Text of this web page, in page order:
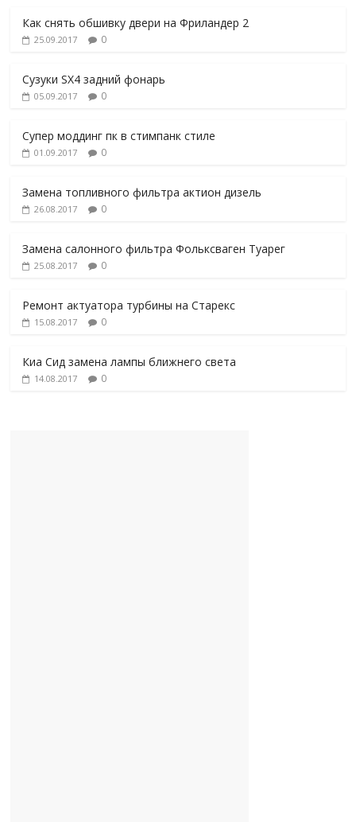
Как снять обшивку двери на Фриландер 2
25.09.2017 0
Сузуки SX4 задний фонарь
05.09.2017 0
Супер моддинг пк в стимпанк стиле
01.09.2017 0
Замена топливного фильтра актион дизель
26.08.2017 0
Замена салонного фильтра Фольксваген Туарег
25.08.2017 0
Ремонт актуатора турбины на Старекс
15.08.2017 0
Киа Сид замена лампы ближнего света
14.08.2017 0